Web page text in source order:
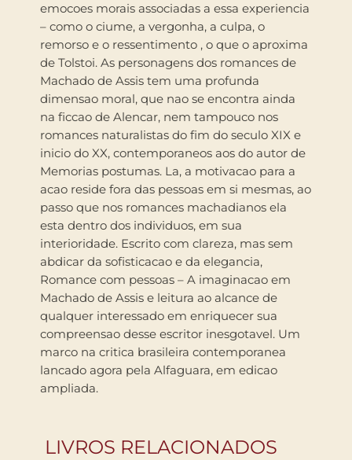
emocoes morais associadas a essa experiencia
– como o ciume, a vergonha, a culpa, o
remorso e o ressentimento , o que o aproxima
de Tolstoi. As personagens dos romances de
Machado de Assis tem uma profunda
dimensao moral, que nao se encontra ainda
na ficcao de Alencar, nem tampouco nos
romances naturalistas do fim do seculo XIX e
inicio do XX, contemporaneos aos do autor de
Memorias postumas. La, a motivacao para a
acao reside fora das pessoas em si mesmas, ao
passo que nos romances machadianos ela
esta dentro dos individuos, em sua
interioridade. Escrito com clareza, mas sem
abdicar da sofisticacao e da elegancia,
Romance com pessoas – A imaginacao em
Machado de Assis e leitura ao alcance de
qualquer interessado em enriquecer sua
compreensao desse escritor inesgotavel. Um
marco na critica brasileira contemporanea
lancado agora pela Alfaguara, em edicao
ampliada.
LIVROS RELACIONADOS